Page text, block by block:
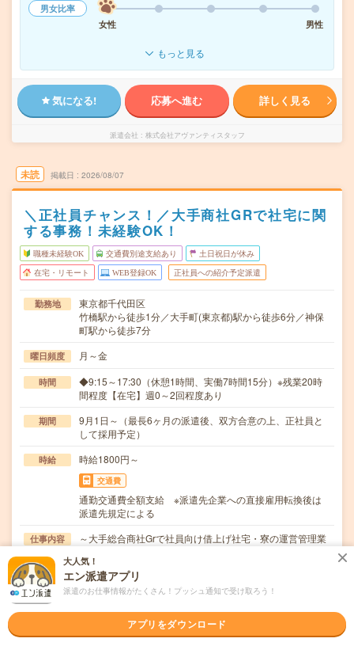
男女比率
女性
男性
もっと見る
気になる! 応募へ進む 詳しく見る
派遣会社 株式会社アヴァンティスタッフ
未読 掲載日 2026/08/07
＼正社員チャンス！／大手商社GRで社宅に関
する事務！未経験OK！
職種未経験OK 交通費別途支給あり 土日祝日が休み
在宅・リモート WEB登録OK 正社員への紹介予定派遣
勤務地
東京都千代田区
竹橋駅から徒歩1分／大手町(東京都)駅から徒歩6分／神保
町駅から徒歩7分
曜日頻度 月～金
時間
◆9:15～17:30（休憩1時間、実働7時間15分）※残業20時
間程度【在宅】週0～2回程度あり
期間
9月1日～（最長6ヶ月の派遣後、双方合意の上、正社員と
して採用予定）
時給 時給1800円～
交通費
通勤交通費全額支給 ※派遣先企業への直接雇用転換後は
派遣先規定による
仕事内容
～大手総合商社Grで社員向け借上げ社宅・寮の運営管理業
応募資格
職種未経験OK / 英語力不要
◆営業経験（建設・不動産・リフォーム業界経験尚可）◆
職場の雰囲気
大人気！
エン派遣アプリ
派遣のお仕事情報がたくさん！プッシュ通知で受け取ろう！
アプリをダウンロード